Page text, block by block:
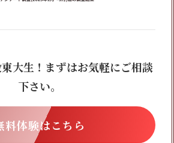
大生！まずはお気軽にご相談
下さい。
料体験はこちら